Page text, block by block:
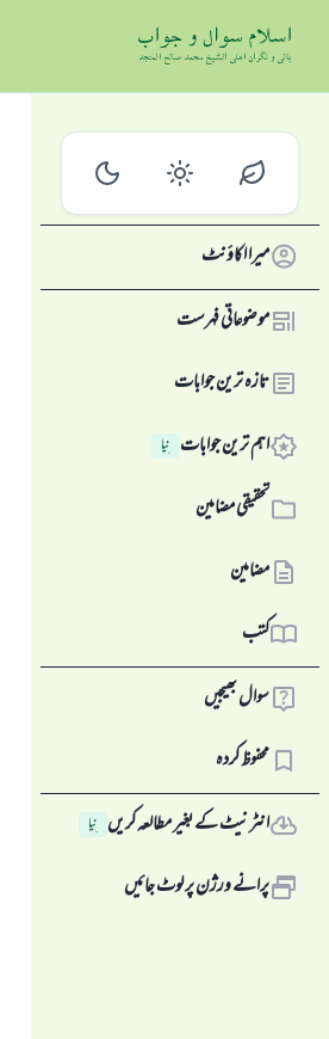
میرا اکاؤنٹ
موضوعاتی فہرست
تازہ ترین جوابات
اہم ترین جوابات نِیا
تحقیقی مضامین
مضامین
کتب
سوال بھیجیں
محفوظ کردہ
انٹرنیٹ کے بغیر مطالعہ کریں نِیا
پرانے ورژن پر لوٹ جائیں